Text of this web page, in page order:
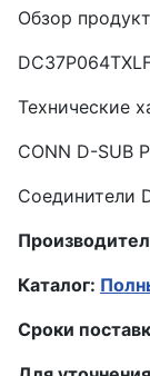
Обзор
Технические
CONN D-SUB
Соединители
Каталог:
Сроки